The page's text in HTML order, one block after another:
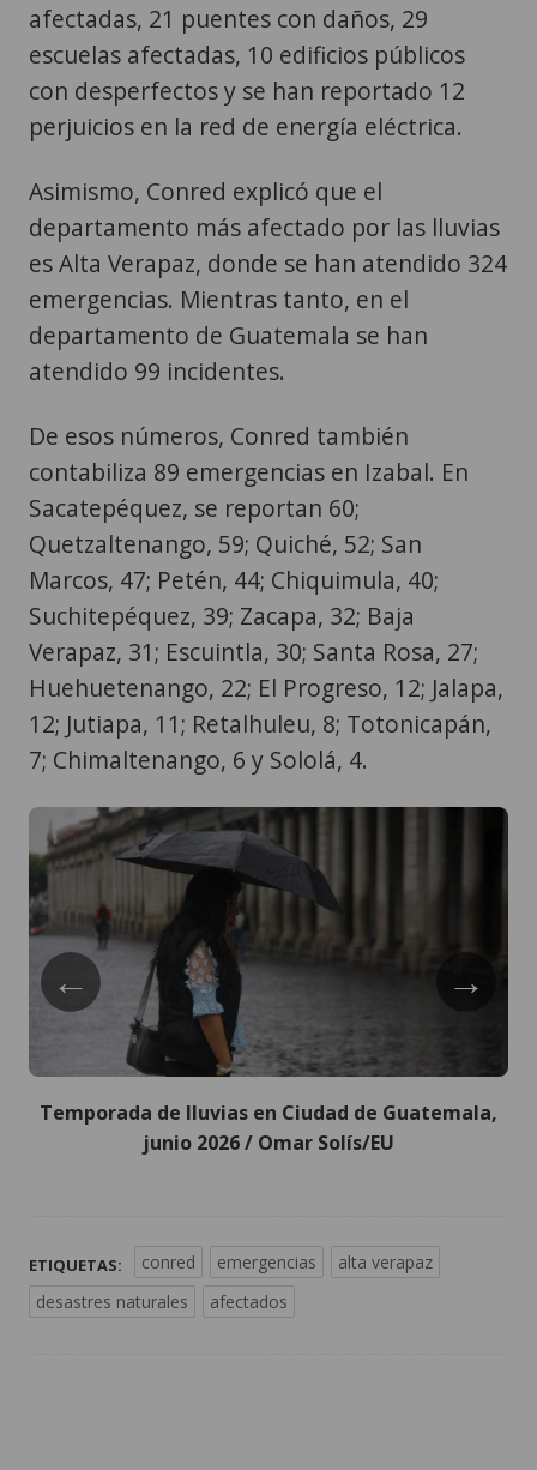
afectadas, 21 puentes con daños, 29
escuelas afectadas, 10 edificios públicos
con desperfectos y se han reportado 12
perjuicios en la red de energía eléctrica.
Asimismo, Conred explicó que el
departamento más afectado por las lluvias
es Alta Verapaz, donde se han atendido 324
emergencias. Mientras tanto, en el
departamento de Guatemala se han
atendido 99 incidentes.
De esos números, Conred también
contabiliza 89 emergencias en Izabal. En
Sacatepéquez, se reportan 60;
Quetzaltenango, 59; Quiché, 52; San
Marcos, 47; Petén, 44; Chiquimula, 40;
Suchitepéquez, 39; Zacapa, 32; Baja
Verapaz, 31; Escuintla, 30; Santa Rosa, 27;
Huehuetenango, 22; El Progreso, 12; Jalapa,
12; Jutiapa, 11; Retalhuleu, 8; Totonicapán,
7; Chimaltenango, 6 y Sololá, 4.
←
Temporada de lluvias en Ciudad de Guatemala,
junio 2026 / Omar Solís/EU
→
ETIQUETAS: conred emergencias
alta verapaz
desastres naturales
afectados